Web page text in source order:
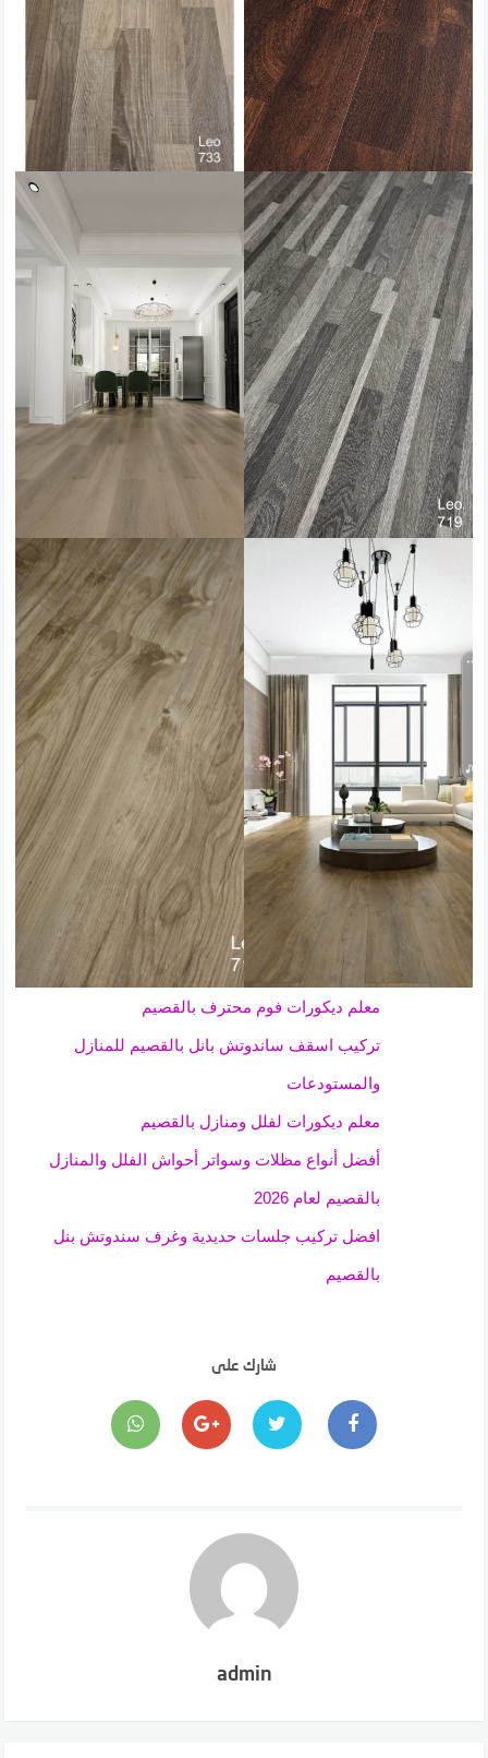
معلم ديكورات فوم محترف بالقصيم
تركيب اسقف ساندوتش بانل بالقصيم للمنازل
والمستودعات
معلم ديكورات لفلل ومنازل بالقصيم
أفضل أنواع مظلات وسواتر أحواش الفلل والمنازل
بالقصيم لعام 2026
افضل تركيب جلسات حديدية وغرف سندوتش بنل
بالقصيم
شارك على
admin